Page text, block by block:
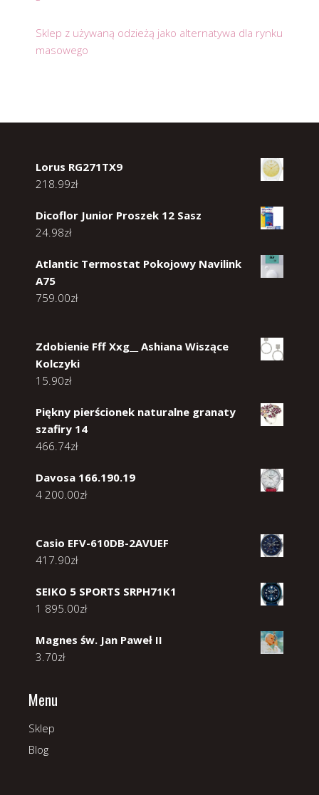
Sklep z używaną odzieżą jako alternatywa dla rynku
masowego
Lorus RG271TX9
218.99zł
Dicoflor Junior Proszek 12 Sasz
24.98zł
Atlantic Termostat Pokojowy Navilink
A75
759.00zł
Zdobienie Fff Xxg__ Ashiana Wiszące
Kolczyki
15.90zł
Piękny pierścionek naturalne granaty
szafiry 14
466.74zł
Davosa 166.190.19
4 200.00zł
Casio EFV-610DB-2AVUEF
417.90zł
SEIKO 5 SPORTS SRPH71K1
1 895.00zł
Magnes św. Jan Paweł II
3.70zł
Menu
Sklep
Blog